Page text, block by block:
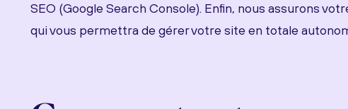
SEO (Google Search Console). Enfin, nous assurons
qui vous permettra de gérer votre site en totale